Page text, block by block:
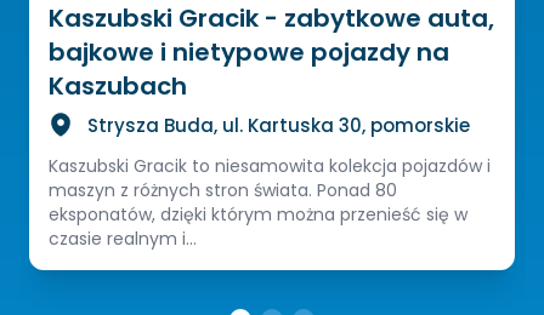
Kaszubski Gracik - zabytkowe auta,
bajkowe i nietypowe pojazdy na
Kaszubach
Strysza Buda, ul. Kartuska 30, pomorskie
Kaszubski Gracik to niesamowita kolekcja pojazdów i
maszyn z różnych stron świata. Ponad 80
eksponatów, dzięki którym można przenieść się w
czasie realnym i...